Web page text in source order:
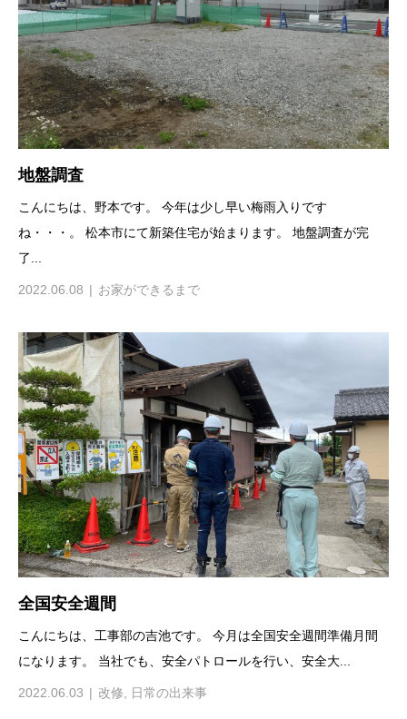
地盤調査
こんにちは、野本です。 今年は少し早い梅雨入りです
ね・・・。 松本市にて新築住宅が始まります。 地盤調査が完
了...
2022.06.08 お家ができるまで
全国安全週間
こんにちは、工事部の吉池です。 今月は全国安全週間準備月間
になります。 当社でも、安全パトロールを行い、安全大...
2022.06.03 改修 日常の出来事